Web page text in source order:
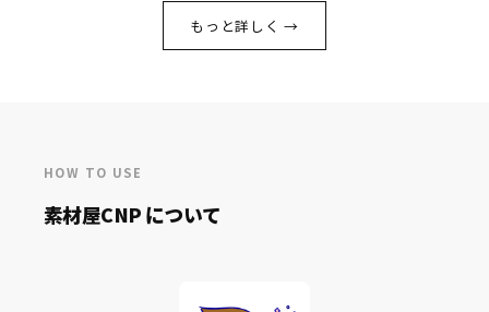
もっと詳しく →
HOW TO USE
素材屋CNP について